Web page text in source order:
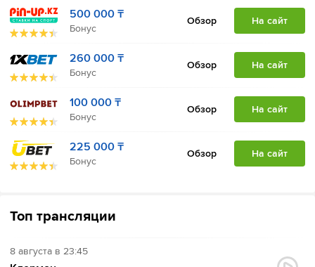
500 000 ₸
Бонус
Обзор На сайт
260 000 ₸
Бонус
Обзор На сайт
100 000 ₸
Бонус
Обзор На сайт
225 000 ₸
Бонус
Обзор На сайт
Топ трансляции
8 августа в 23:45